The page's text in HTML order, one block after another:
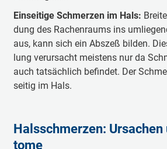
Ein­sei­tige Schmer­zen im Hals:
dung des Ra­chen­raums ins
aus, kann sich ein Ab­szeß bil­den.
lung ver­ur­sa­cht meist­ens nur da
auch tat­säch­lich be­fin­det. Der
sei­tig im Hals.
Hals­schmer­zen:
tome